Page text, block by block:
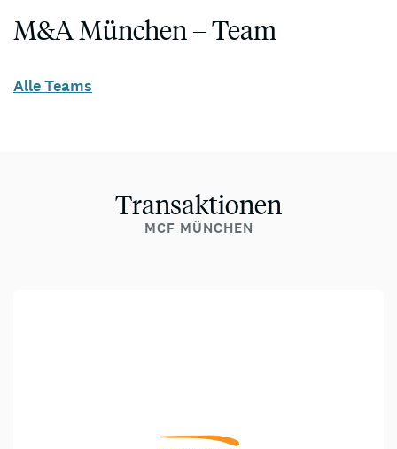
M&A München – Team
Alle Teams
Transaktionen
MCF MÜNCHEN